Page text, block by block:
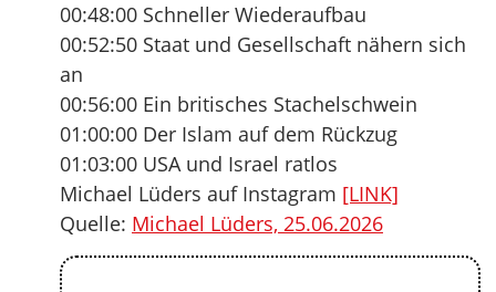
00:48:00 Schneller Wiederaufbau
00:52:50 Staat und Gesellschaft nähern sich
an
00:56:00 Ein britisches Stachelschwein
01:00:00 Der Islam auf dem Rückzug
01:03:00 USA und Israel ratlos
Michael Lüders auf Instagram [LINK]
Quelle: Michael Lüders, 25.06.2026